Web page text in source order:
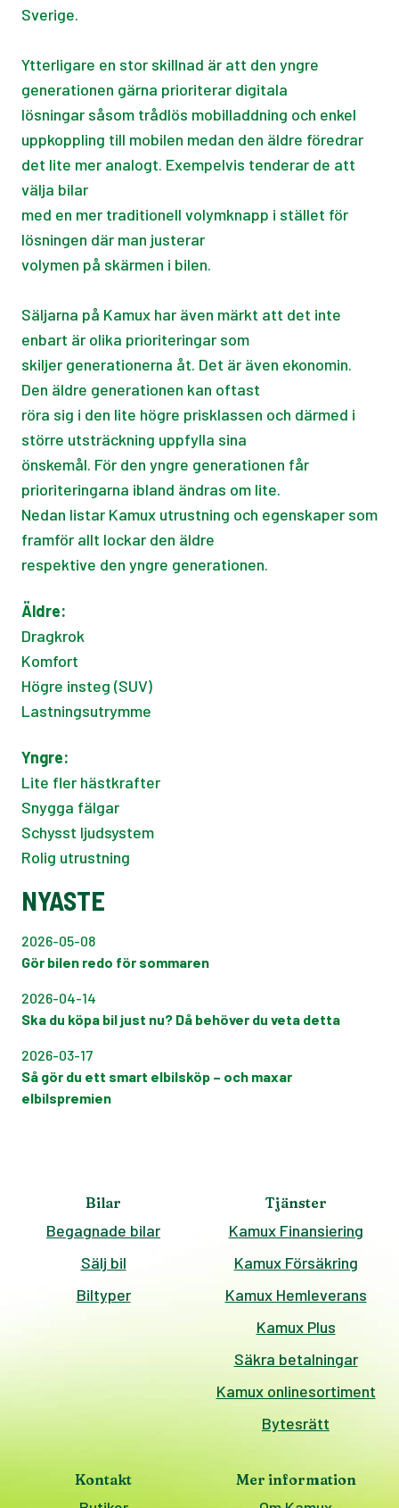
Sverige.
Ytterligare en stor skillnad är att den yngre
generationen gärna prioriterar digitala
lösningar såsom trådlös mobilladdning och enkel
uppkoppling till mobilen medan den äldre föredrar
det lite mer analogt. Exempelvis tenderar de att
välja bilar
med en mer traditionell volymknapp i stället för
lösningen där man justerar
volymen på skärmen i bilen.
Säljarna på Kamux har även märkt att det inte
enbart är olika prioriteringar som
skiljer generationerna åt. Det är även ekonomin.
Den äldre generationen kan oftast
röra sig i den lite högre prisklassen och därmed i
större utsträckning uppfylla sina
önskemål. För den yngre generationen får
prioriteringarna ibland ändras om lite.
Nedan listar Kamux utrustning och egenskaper som
framför allt lockar den äldre
respektive den yngre generationen.
Äldre:
Dragkrok
Komfort
Högre insteg (SUV)
Lastningsutrymme
Yngre:
Lite fler hästkrafter
Snygga fälgar
Schysst ljudsystem
Rolig utrustning
NYASTE
2026-05-08
Gör bilen redo för sommaren
2026-04-14
Ska du köpa bil just nu? Då behöver du veta detta
2026-03-17
Så gör du ett smart elbilsköp – och maxar
elbilspremien
Bilar
Begagnade bilar
Sälj bil
Biltyper
Tjänster
Kamux Finansiering
Kamux Försäkring
Kamux Hemleverans
Kamux Plus
Säkra betalningar
Kamux onlinesortiment
Bytesrätt
Kontakt Mer information